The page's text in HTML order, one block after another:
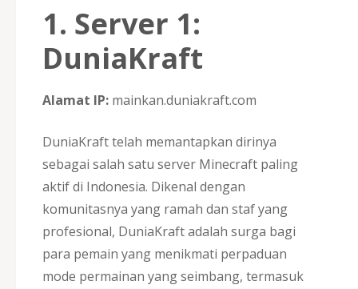
1. Server 1:
DuniaKraft
Alamat IP: mainkan.duniakraft.com
DuniaKraft telah memantapkan dirinya
sebagai salah satu server Minecraft paling
aktif di Indonesia. Dikenal dengan
komunitasnya yang ramah dan staf yang
profesional, DuniaKraft adalah surga bagi
para pemain yang menikmati perpaduan
mode permainan yang seimbang, termasuk